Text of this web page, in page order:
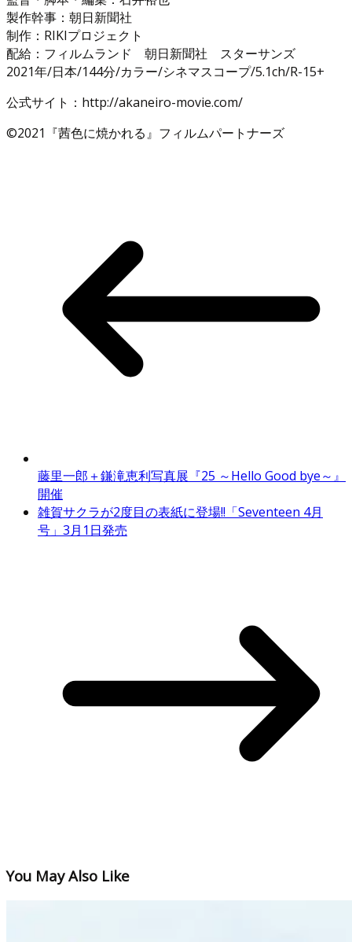
製作幹事：朝日新聞社
制作：RIKIプロジェクト
配給：フィルムランド 朝日新聞社 スターサンズ
2021年/日本/144分/カラー/シネマスコープ/5.1ch/R-15+
公式サイト：http://akaneiro-movie.com/
©2021『茜色に焼かれる』フィルムパートナーズ
藤里一郎＋鎌滝恵利写真展『25 ～Hello Good bye～』
開催
雑賀サクラが2度目の表紙に登場!!「Seventeen 4月
号」3月1日発売
You May Also Like